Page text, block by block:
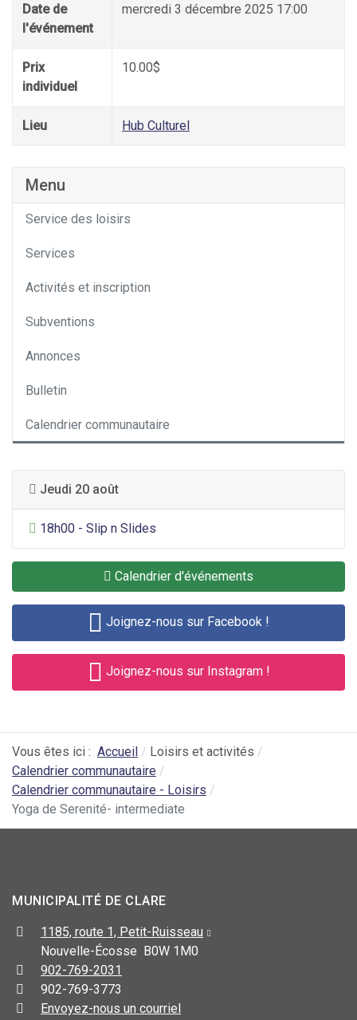
Date de
l'événement
mercredi 3 décembre 2025 17:00
Prix
individuel
10.00$
Lieu Hub Culturel
Menu
Service des loisirs
Services
Activités et inscription
Subventions
Annonces
Bulletin
Calendrier communautaire
Jeudi 20 août
Divertissement général
18h00 - Slip n Slides
Calendrier d'événements
Joignez-nous sur Facebook !
Joignez-nous sur Instagram !
Vous êtes ici : Accueil
Loisirs et activités
Calendrier communautaire
Calendrier communautaire - Loisirs
Yoga de Serenité- intermediate
MUNICIPALITÉ DE CLARE
1185, route 1, Petit-Ruisseau
Nouvelle-Écosse B0W 1M0
902-769-2031
902-769-3773
Envoyez-nous un courriel